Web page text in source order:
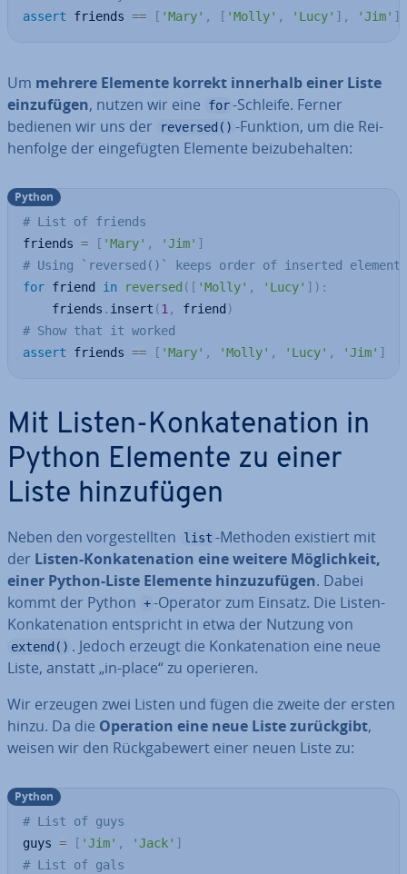
assert friends == [ 'Mary' , [ 'Molly' , 'Lucy' ] , 'Jim' ]
Um mehrere Elemente korrekt innerhalb einer Liste
ein­zu­fü­gen, nutzen wir eine for -Schleife. Ferner
bedienen wir uns der
reversed() -Funktion, um die Rei­
hen­fol­ge der ein­ge­füg­ten Elemente bei­zu­be­hal­ten:
# List of friends
friends = [ 'Mary' , 'Jim' ]
# Using `reversed()` keeps order of inserted elements
for friend in reversed ( [ 'Molly' , 'Lucy' ] ) :
    friends
. insert (1 , friend )
# Show that it worked
assert friends == [ 'Mary' , 'Molly' , 'Lucy' , 'Jim' ]
Python
Mit Listen-Kon­ka­te­na­ti­on in
Python Elemente zu einer
Liste hin­zu­fü­gen
Neben den vor­ge­stell­ten list -Methoden existiert mit
der Listen-Kon­ka­te­na­ti­on eine weitere Mög­lich­keit,
einer Python-Liste Elemente hin­zu­zu­fü­gen. Dabei
kommt der Python + -Operator zum Einsatz. Die Listen-
Kon­ka­te­na­ti­on ent­spricht in etwa der Nutzung von
extend() . Jedoch erzeugt die Kon­ka­te­na­ti­on eine neue
Liste, anstatt „in-place“ zu operieren.
Wir erzeugen zwei Listen und fügen die zweite der ersten
hinzu. Da die Operation eine neue Liste zu­rück­gibt,
weisen wir den Rück­ga­be­wert einer neuen Liste zu:
# List of guys
guys = [ 'Jim' , 'Jack' ]
# List of gals
Python